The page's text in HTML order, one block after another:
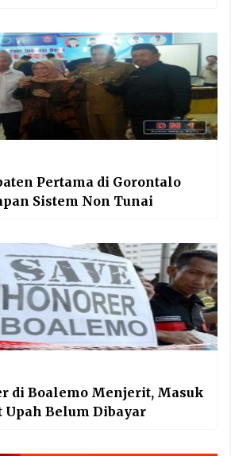
Pertama di Gorontalo
Sistem Non Tunai
di Boalemo Menjerit, Masuk
Upah Belum Dibayar